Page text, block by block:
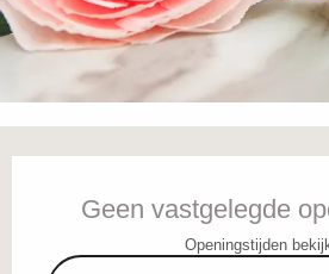
Geen vastgelegde
Openingstijden